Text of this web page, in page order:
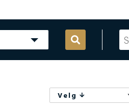
Velg